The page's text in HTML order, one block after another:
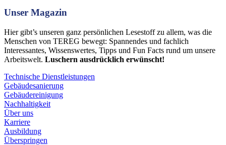
Unser Magazin
Hier gibt’s unseren ganz persönlichen Lesestoff zu allem, was die
Menschen von TEREG bewegt: Spannendes und fachlich
Interessantes, Wissenswertes, Tipps und Fun Facts rund um unsere
Arbeitswelt. Luschern ausdrücklich erwünscht!
Technische Dienstleistungen
Gebäudesanierung
Gebäudereinigung
Nachhaltigkeit
Über uns
Karriere
Ausbildung
Überspringen